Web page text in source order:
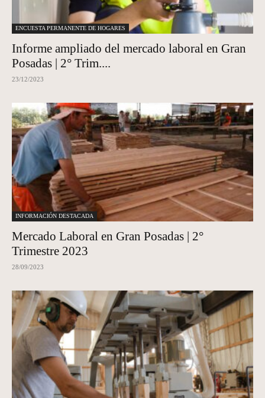
ENCUESTA PERMANENTE DE HOGARES
Informe ampliado del mercado laboral en Gran
Posadas | 2° Trim....
23/12/2023
INFORMACIÓN DESTACADA
Mercado Laboral en Gran Posadas | 2°
Trimestre 2023
28/09/2023